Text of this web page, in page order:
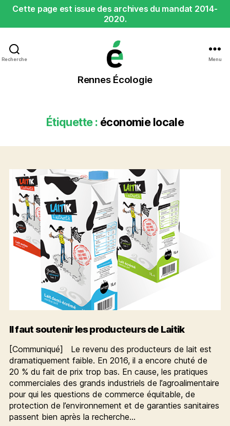
Cette page est issue des archives du mandat 2014-
2020.
Recherche
Rennes
Écologie
Rennes Écologie
Menu
Étiquette : économie locale
Il faut soutenir les producteurs de Laitik
[Communiqué] Le revenu des producteurs de lait est
dramatiquement faible. En 2016, il a encore chuté de
20 % du fait de prix trop bas. En cause, les pratiques
commerciales des grands industriels de l’agroalimentaire
pour qui les questions de commerce équitable, de
protection de l’environnement et de garanties sanitaires
passent bien après la recherche…